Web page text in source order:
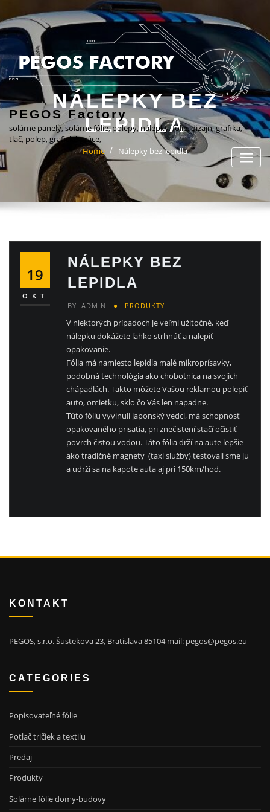
to
content
PEGOS Factory
solárne panely, solárne fólie, polepy, nálepky, fólie, dizajn, grafika,
tlač, polep, grafické práce,
NÁLEPKY BEZ
LEPIDLA
Home Nálepky bez lepidla
19
OKT
NÁLEPKY BEZ
LEPIDLA
BY ADMIN PRODUKTY
V niektorých prípadoch je veľmi užitočné, keď
nálepku dokážete ľahko strhnúť a nalepiť
opakovanie.
Fólia má namiesto lepidla malé mikroprísavky,
podobná technológia ako chobotnica na svojich
chápadlách. Takto môžete Vašou reklamou polepiť
auto, omietku, sklo čo Vás len napadne.
Túto fóliu vyvinuli japonský vedci, má schopnosť
opakovaného prisatia, pri znečistení stačí očistiť
povrch čistou vodou. Táto fólia drží na aute lepšie
ako tradičné magnety (taxi služby) testovali sme ju
a udrží sa na kapote auta aj pri 150km/hod.
KONTAKT
PEGOS, s.r.o. Šustekova 23, Bratislava 85104 mail: pegos@pegos.eu
CATEGORIES
Popisovateľné fólie
Potlač tričiek a textilu
Predaj
Produkty
Solárne fólie domy-budovy